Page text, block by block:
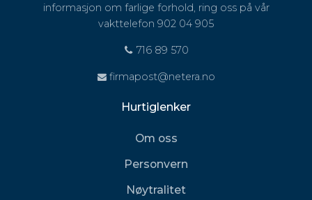
informasjon om farlige forhold, ring oss på vår
vakttelefon 902 04 905
716 89 570
firmapost@netera.no
Hurtiglenker
Om oss
Personvern
Nøytralitet